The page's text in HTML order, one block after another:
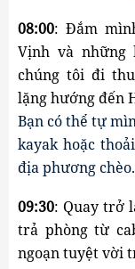
08:00: Đắm
Vịnh và những
chúng tôi đi
lặng hướng đến
Bạn có thể tự
kayak hoặc
địa phương chèo.
09:30: Quay trở
trả phòng từ
ngoạn tuyệt vời